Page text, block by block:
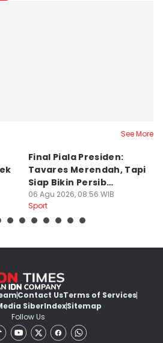
See More
Final Piala Presiden:
Tavares Merendah, Tapi
Siap Bikin Persib
Tumbang
06 Agu 2026, 08:56 WIB
Sport
Contact UsTerms of Services
SiberIndexSitemap
Follow Us